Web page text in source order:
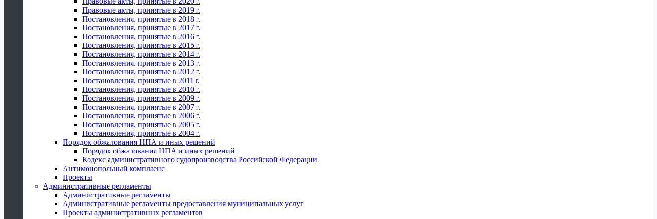
Правовые акты, принятые в 2019 г.
Постановления, принятые в 2018 г.
Постановления, принятые в 2017 г.
Постановления, принятые в 2016 г.
Постановления, принятые в 2015 г.
Постановления, принятые в 2014 г.
Постановления, принятые в 2013 г.
Постановления, принятые в 2012 г.
Постановления, принятые в 2011 г.
Постановления, принятые в 2010 г.
Постановления, принятые в 2009 г.
Постановления, принятые в 2007 г.
Постановления, принятые в 2006 г.
Постановления, принятые в 2005 г.
Постановления, принятые в 2004 г.
Порядок обжалования НПА и иных решений
Порядок обжалования НПА и иных решений
Кодекс административного судопроизводства Российской Федерации
Антимонопольный комплаенс
Проекты
Административные регламенты
Административные регламенты
Административные регламенты предоставления муниципальных услуг
Проекты административных регламентов